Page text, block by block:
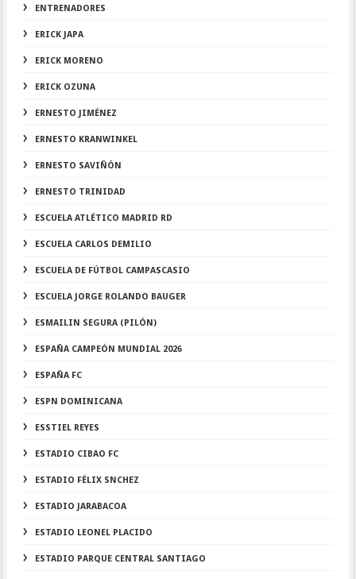
ENTRENADORES
ERICK JAPA
ERICK MORENO
ERICK OZUNA
ERNESTO JIMÉNEZ
ERNESTO KRANWINKEL
ERNESTO SAVIÑÓN
ERNESTO TRINIDAD
ESCUELA ATLÉTICO MADRID RD
ESCUELA CARLOS DEMILIO
ESCUELA DE FÚTBOL CAMPASCASIO
ESCUELA JORGE ROLANDO BAUGER
ESMAILIN SEGURA (PILÓN)
ESPAÑA CAMPEÓN MUNDIAL 2026
ESPAÑA FC
ESPN DOMINICANA
ESSTIEL REYES
ESTADIO CIBAO FC
ESTADIO FÉLIX SNCHEZ
ESTADIO JARABACOA
ESTADIO LEONEL PLACIDO
ESTADIO PARQUE CENTRAL SANTIAGO